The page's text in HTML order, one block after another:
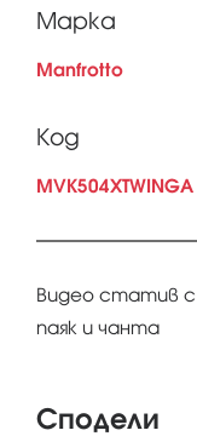
Марка
Manfrotto
Код
MVK504XTWINGA
Видео статив с
паяк и чанта
Сподели